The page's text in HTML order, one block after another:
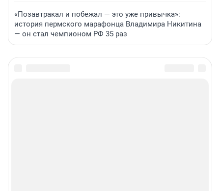
«Позавтракал и побежал — это уже привычка»:
история пермского марафонца Владимира Никитина
— он стал чемпионом РФ 35 раз